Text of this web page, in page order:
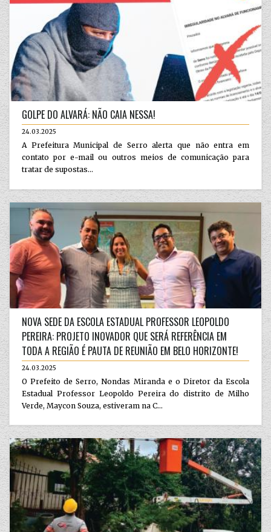
GOLPE DO ALVARÁ: NÃO CAIA NESSA!
24.03.2025
A Prefeitura Municipal de Serro alerta que não entra em
contato por e-mail ou outros meios de comunicação para
tratar de supostas...
NOVA SEDE DA ESCOLA ESTADUAL PROFESSOR LEOPOLDO
PEREIRA: PROJETO INOVADOR QUE SERÁ REFERÊNCIA EM
TODA A REGIÃO É PAUTA DE REUNIÃO EM BELO HORIZONTE!
24.03.2025
O Prefeito de Serro, Nondas Miranda e o Diretor da Escola
Estadual Professor Leopoldo Pereira do distrito de Milho
Verde, Maycon Souza, estiveram na C...